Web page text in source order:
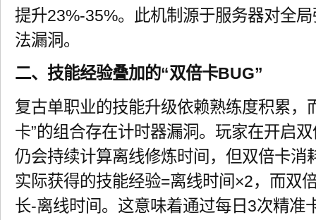
提升23%-35%。此机制源于服务器对全
法漏洞。
二、技能经验叠加的“双倍卡BUG”
复古单职业的技能升级依赖熟练度积累，
卡”的组合存在计时器漏洞。玩家在开启
仍会持续计算离线修炼时间，但双倍卡消
实际获得的技能经验=离线时间×2，而双
长-离线时间。这意味着通过每日3次精准